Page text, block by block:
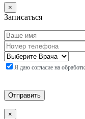
×
Записаться
Я даю согласие на
×